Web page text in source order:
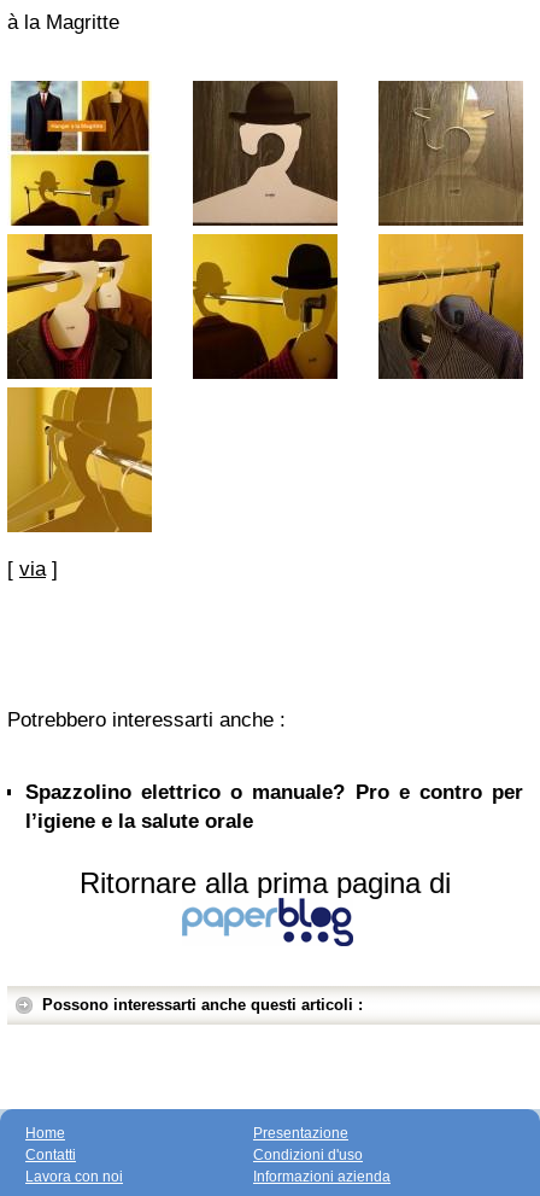
à la Magritte
[ via]
Potrebbero interessarti anche :
Spazzolino elettrico o manuale? Pro e contro per
l’igiene e la salute orale
Ritornare alla prima pagina di
Possono interessarti anche questi articoli :
Home
Contatti
Lavora con noi
Presentazione
Condizioni d'uso
Informazioni azienda